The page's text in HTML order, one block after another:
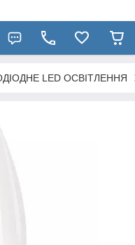
LED ОСВІТЛЕННЯ